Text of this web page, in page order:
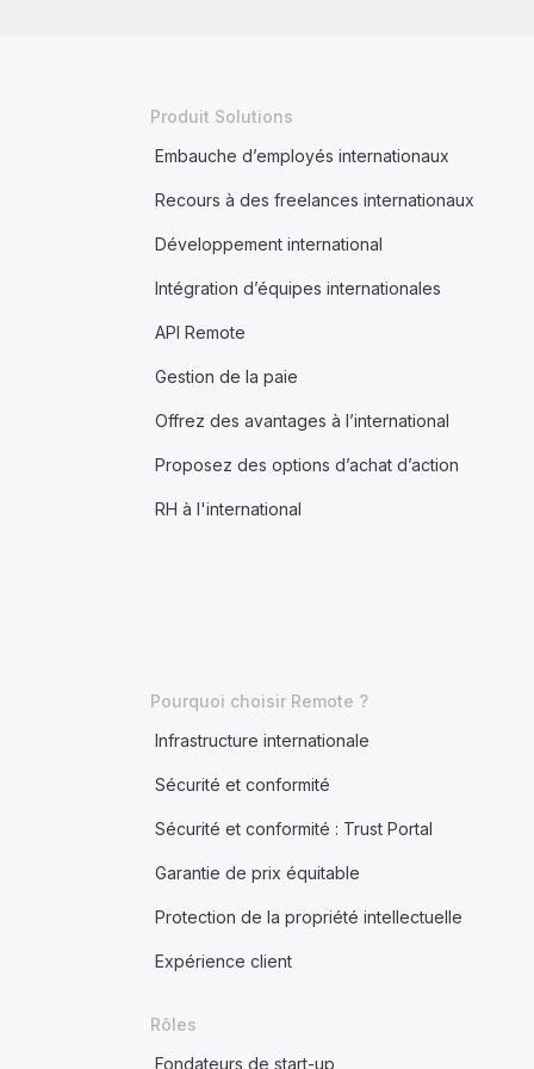
Produit Solutions
Embauche d’employés internationaux
Recours à des freelances internationaux
Développement international
Intégration d’équipes internationales
API Remote
Gestion de la paie
Offrez des avantages à l’international
Proposez des options d’achat d’action
RH à l'international
Pourquoi choisir Remote ?
Infrastructure internationale
Sécurité et conformité
Sécurité et conformité : Trust Portal
Garantie de prix équitable
Protection de la propriété intellectuelle
Expérience client
Rôles
Fondateurs de start-up